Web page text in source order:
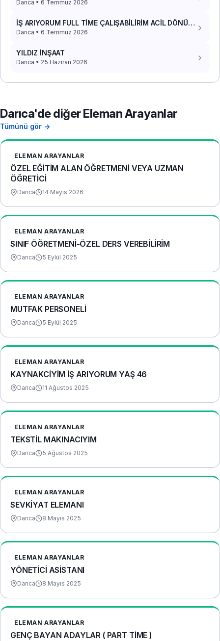
Darıca • 6 Temmuz 2026
İŞ ARIYORUM FULL TİME ÇALIŞABİLİRİM ACİL DÖNÜŞ
İSTİYORUM
Darıca • 6 Temmuz 2026
YILDIZ İNŞAAT
Darıca • 25 Haziran 2026
Darıca'de diğer Eleman Arayanlar
Tümünü gör →
ELEMAN ARAYANLAR
ÖZEL EĞİTİM ALAN ÖĞRETMENİ VEYA UZMAN
ÖĞRETİCİ
Darıca 14 Mayıs 2026
ELEMAN ARAYANLAR
SINIF ÖĞRETMENİ-ÖZEL DERS VEREBİLİRİM
Darıca 5 Eylül 2025
ELEMAN ARAYANLAR
MUTFAK PERSONELİ
Darıca 5 Eylül 2025
ELEMAN ARAYANLAR
KAYNAKCİYİM İŞ ARIYORUM YAŞ 46
Darıca 11 Ağustos 2025
ELEMAN ARAYANLAR
TEKSTİL MAKINACIYIM
Darıca 5 Ağustos 2025
ELEMAN ARAYANLAR
SEVKİYAT ELEMANI
Darıca 8 Mayıs 2025
ELEMAN ARAYANLAR
YÖNETİCİ ASİSTANI
Darıca 8 Mayıs 2025
ELEMAN ARAYANLAR
GENÇ BAYAN ADAYLAR ( PART TİME )